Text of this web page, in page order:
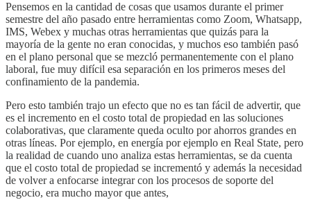
Pensemos en la cantidad de cosas que usamos durante el primer
semestre del año pasado entre herramientas como Zoom, Whatsapp,
IMS, Webex y muchas otras herramientas que quizás para la
mayoría de la gente no eran conocidas, y muchos eso también pasó
en el plano personal que se mezcló permanentemente con el plano
laboral, fue muy difícil esa separación en los primeros meses del
confinamiento de la pandemia.
Pero esto también trajo un efecto que no es tan fácil de advertir, que
es el incremento en el costo total de propiedad en las soluciones
colaborativas, que claramente queda oculto por ahorros grandes en
otras líneas. Por ejemplo, en energía por ejemplo en Real State, pero
la realidad de cuando uno analiza estas herramientas, se da cuenta
que el costo total de propiedad se incrementó y además la necesidad
de volver a enfocarse integrar con los procesos de soporte del
negocio, era mucho mayor que antes,